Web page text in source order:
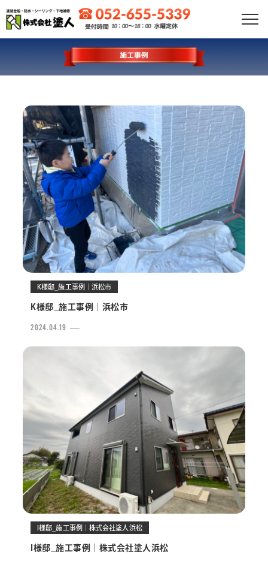
お客さまとの6つのお約束
選ばれる理由
外壁塗装プラン
屋根塗装プラン
アステックペイントプラン
施工事例
初めての方へ
名古屋ショールーム
浜松ショールーム
K様邸_施工事例｜浜松市
K様邸_施工事例｜浜松市
2024.04.19
I様邸_施工事例｜株式会社塗人浜松
I様邸_施工事例｜株式会社塗人浜松